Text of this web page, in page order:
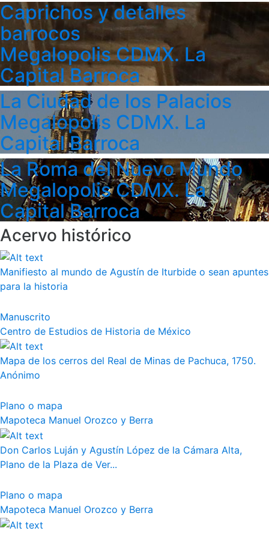
Caprichos y detalles
barrocos
Megalopolis CDMX. La
Capital Barroca
La Ciudad de los Palacios
Megalopolis CDMX. La
Capital Barroca
La Roma del Nuevo Mundo
Megalopolis CDMX. La
Capital Barroca
Acervo histórico
Manifiesto al mundo de Agustín de Iturbide o sean apuntes
para la historia
Manuscrito
Centro de Estudios de Historia de México
Mapa de los cerros del Real de Minas de Pachuca, 1750.
Anónimo
Plano o mapa
Mapoteca Manuel Orozco y Berra
Don Carlos Luján y Agustín López de la Cámara Alta,
Plano de la Plaza de Ver...
Plano o mapa
Mapoteca Manuel Orozco y Berra